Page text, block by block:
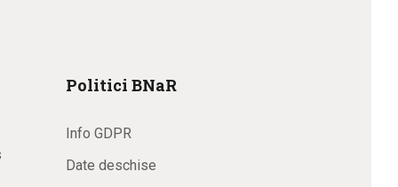
Politici BNaR
Info GDPR
Date deschise